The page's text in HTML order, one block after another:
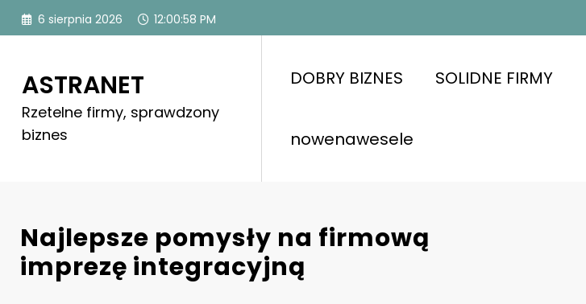
Skip
6 sierpnia 2026 12:01:00 PM
ASTRANET
Rzetelne firmy, sprawdzony
biznes
DOBRY BIZNES SOLIDNE FIRMY
nowenawesele
Najlepsze pomysły na firmową
imprezę integracyjną